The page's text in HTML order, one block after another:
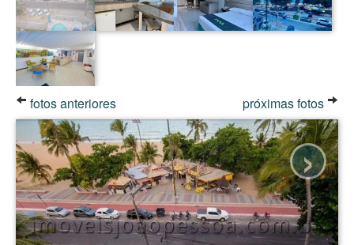
fotos anteriores próximas fotos
›